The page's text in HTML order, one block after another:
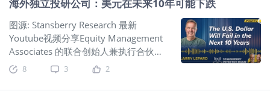
求：全球央行购金需求维持高位，为金价提供长期支撑。 3、通
胀预期：通胀压力仍在。 4、美元指数：2025年4月21日见底
后横盘振荡，近期走强并有加速迹象。 5、地缘政治：南亚局势
缓和，。 6、6月份到期6.5万亿美债悬而难解。 二、技术
面： 1、均线 超短：5日均下，超短空头趋势。 短期：20日均
下（第1天），20均向上，短期空头趋势。 中期：5周均下，20
海外独立投研公司：美元在未来10年可能下跌
图源: Stansberry Research 最新
Youtube视频分享Equity Management
Associates 的联合创始人兼执行合伙人
Larry Lepard拥有超过四十年的投资经
验，他最近也出版了新书《The Big
8 3 2